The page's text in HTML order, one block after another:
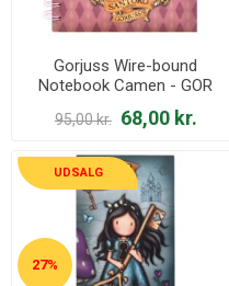
Gorjuss Wire-bound
Notebook Camen - GOR
1144GJ02 Just One Second
95,00 kr. 68,00 kr.
UDSALG
27%